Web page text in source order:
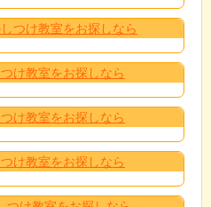
つけ教室をお探しなら
け教室をお探しなら
け教室をお探しなら
け教室をお探しなら